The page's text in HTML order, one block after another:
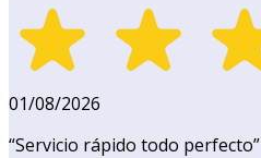
01/08/2026
“Servicio rápido todo perfecto”